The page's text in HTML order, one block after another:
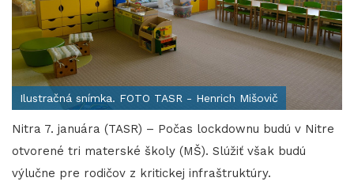
Ilustračná snímka. FOTO TASR - Henrich Mišovič
Nitra 7. januára (TASR) – Počas lockdownu budú v Nitre
otvorené tri materské školy (MŠ). Slúžiť však budú
výlučne pre rodičov z kritickej infraštruktúry.